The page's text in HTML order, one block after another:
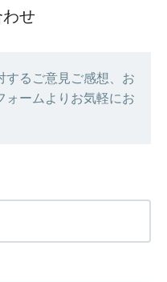
せ
するご意見ご感想、お
ォームよりお気軽にお